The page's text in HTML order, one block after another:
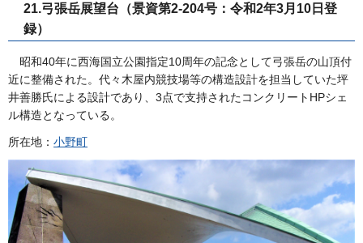
21.弓張岳展望台（景資第2-204号：令和2年3月10日登
録）
昭和40年に西海国立公園指定10周年の記念として弓張岳の山頂付
近に整備された。代々木屋内競技場等の構造設計を担当していた坪
井善勝氏による設計であり、3点で支持されたコンクリートHPシェ
ル構造となっている。
所在地： 小野町